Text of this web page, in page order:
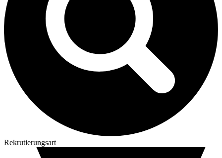
Rekrutierungsart